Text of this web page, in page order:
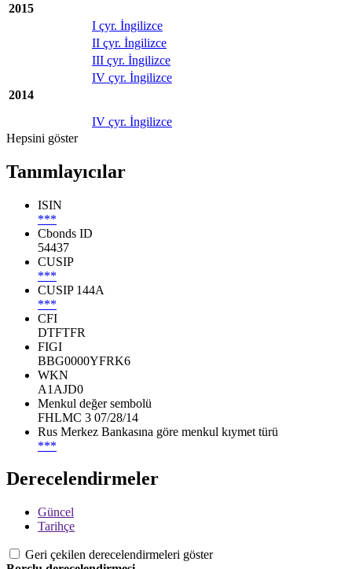
2015
I çyr. İngilizce
II çyr. İngilizce
III çyr. İngilizce
IV çyr. İngilizce
2014
IV çyr. İngilizce
Hepsini göster
Tanımlayıcılar
ISIN
***
Cbonds ID
54437
CUSIP
***
CUSIP 144A
***
CFI
DTFTFR
FIGI
BBG0000YFRK6
WKN
A1AJD0
Menkul değer sembolü
FHLMC 3 07/28/14
Rus Merkez Bankasına göre menkul kıymet türü
***
Derecelendirmeler
Güncel
Tarihçe
Geri çekilen derecelendirmeleri göster